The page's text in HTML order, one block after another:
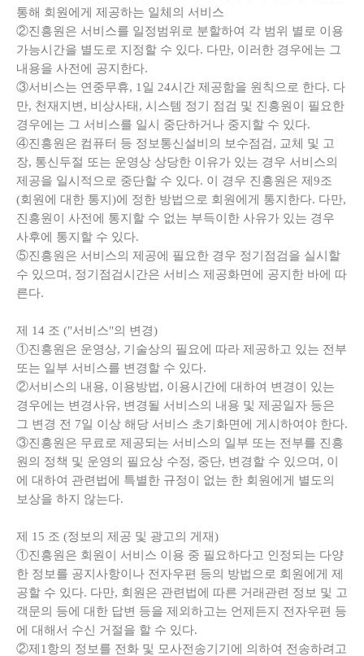
통해 회원에게 제공하는 일체의 서비스
②진흥원은 서비스를 일정범위로 분할하여 각 범위 별로 이용
가능시간을 별도로 지정할 수 있다. 다만, 이러한 경우에는 그
내용을 사전에 공지한다.
③서비스는 연중무휴, 1일 24시간 제공함을 원칙으로 한다. 다
만, 천재지변, 비상사태, 시스템 정기 점검 및 진흥원이 필요한
경우에는 그 서비스를 일시 중단하거나 중지할 수 있다.
④진흥원은 컴퓨터 등 정보통신설비의 보수점검, 교체 및 고
장, 통신두절 또는 운영상 상당한 이유가 있는 경우 서비스의
제공을 일시적으로 중단할 수 있다. 이 경우 진흥원은 제9조
(회원에 대한 통지)에 정한 방법으로 회원에게 통지한다. 다만,
진흥원이 사전에 통지할 수 없는 부득이한 사유가 있는 경우
사후에 통지할 수 있다.
⑤진흥원은 서비스의 제공에 필요한 경우 정기점검을 실시할
수 있으며, 정기점검시간은 서비스 제공화면에 공지한 바에 따
른다.
제 14 조 ("서비스"의 변경)
①진흥원은 운영상, 기술상의 필요에 따라 제공하고 있는 전부
또는 일부 서비스를 변경할 수 있다.
②서비스의 내용, 이용방법, 이용시간에 대하여 변경이 있는
경우에는 변경사유, 변경될 서비스의 내용 및 제공일자 등은
그 변경 전 7일 이상 해당 서비스 초기화면에 게시하여야 한다.
③진흥원은 무료로 제공되는 서비스의 일부 또는 전부를 진흥
원의 정책 및 운영의 필요상 수정, 중단, 변경할 수 있으며, 이
에 대하여 관련법에 특별한 규정이 없는 한 회원에게 별도의
보상을 하지 않는다.
제 15 조 (정보의 제공 및 광고의 게재)
①진흥원은 회원이 서비스 이용 중 필요하다고 인정되는 다양
한 정보를 공지사항이나 전자우편 등의 방법으로 회원에게 제
공할 수 있다. 다만, 회원은 관련법에 따른 거래관련 정보 및 고
객문의 등에 대한 답변 등을 제외하고는 언제든지 전자우편 등
에 대해서 수신 거절을 할 수 있다.
②제1항의 정보를 전화 및 모사전송기기에 의하여 전송하려고